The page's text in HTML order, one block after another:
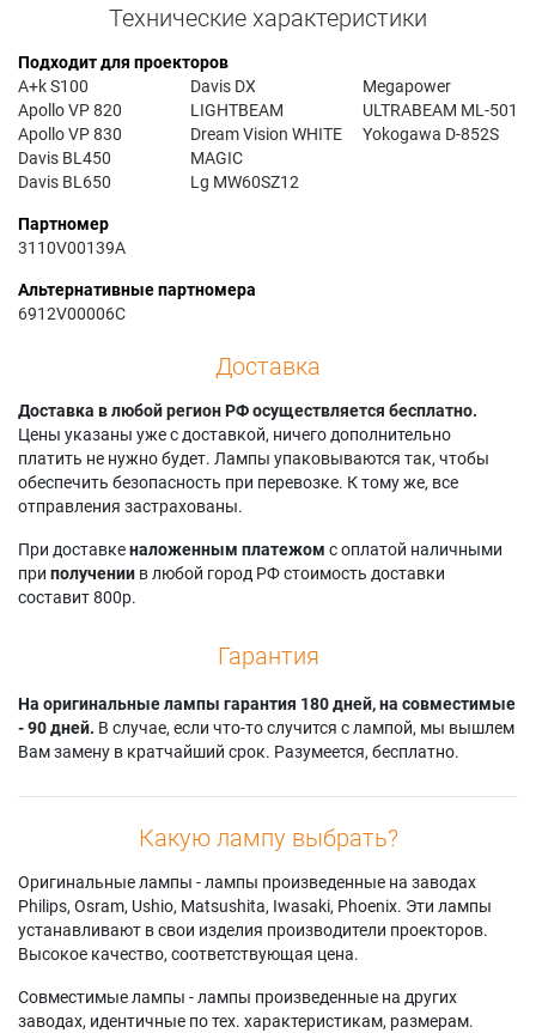
Технические характеристики
Подходит для проекторов
A+k S100
Apollo VP 820
Apollo VP 830
Davis BL450
Davis BL650
Davis DX
LIGHTBEAM
Dream Vision WHITE
MAGIC
Lg MW60SZ12
Megapower
ULTRABEAM ML-501
Yokogawa D-852S
Партномер
3110V00139A
Альтернативные партномера
6912V00006C
Доставка
Доставка в любой регион РФ осуществляется бесплатно.
Цены указаны уже с доставкой, ничего дополнительно
платить не нужно будет. Лампы упаковываются так, чтобы
обеспечить безопасность при перевозке. К тому же, все
отправления застрахованы.
При доставкеналоженным платежом с оплатой наличными
при получении в любой город РФ стоимость доставки
составит 800р.
Гарантия
На оригинальные лампы гарантия 180 дней, на совместимые
- 90 дней. В случае, если что-то случится с лампой, мы вышлем
Вам замену в кратчайший срок. Разумеется, бесплатно.
Какую лампу выбрать?
Оригинальные лампы - лампы произведенные на заводах
Philips, Osram, Ushio, Matsushita, Iwasaki, Phoenix. Эти лампы
устанавливают в свои изделия производители проекторов.
Высокое качество, соответствующая цена.
Совместимые лампы - лампы произведенные на других
заводах, идентичные по тех. характеристикам, размерам.